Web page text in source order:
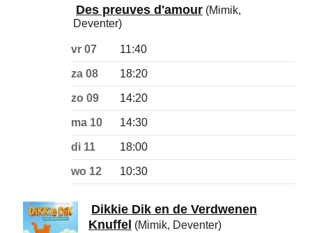
Des preuves d'amour (Mimik,
Deventer)
vr 07 11:40
za 08 18:20
zo 09 14:20
ma 10 14:30
di 11 18:00
wo 12 10:30
Dikkie Dik en de Verdwenen
Knuffel (Mimik, Deventer)